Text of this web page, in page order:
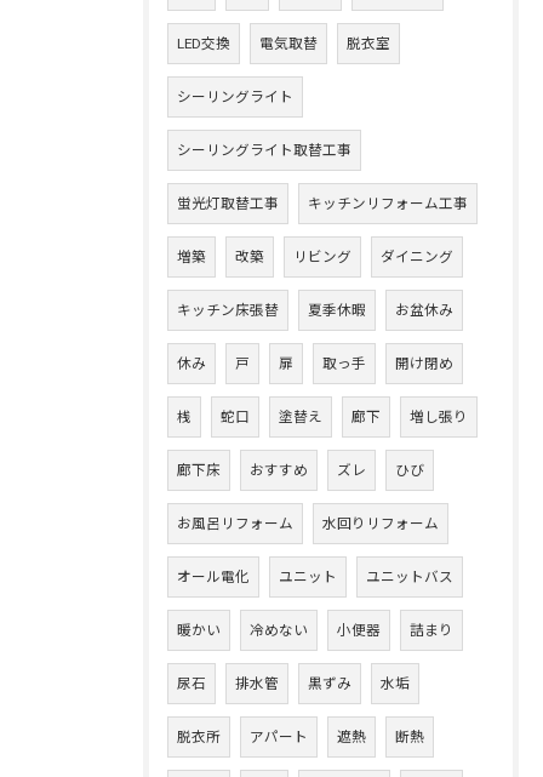
LED交換 電気取替 脱衣室
シーリングライト
シーリングライト取替工事
蛍光灯取替工事 キッチンリフォーム工事
増築 改築 リビング ダイニング
キッチン床張替 夏季休暇 お盆休み
休み 戸 扉 取っ手 開け閉め
桟 蛇口 塗替え 廊下 増し張り
廊下床 おすすめ ズレ ひび
お風呂リフォーム 水回りリフォーム
オール電化 ユニット ユニットバス
暖かい 冷めない 小便器 詰まり
尿石 排水管 黒ずみ 水垢
脱衣所 アパート 遮熱 断熱